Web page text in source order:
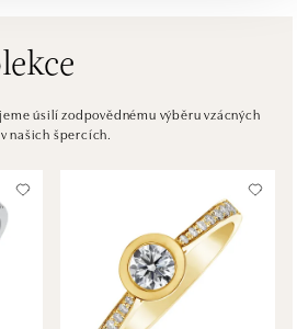
Bratislava
Bratislava
Bratislava
úsilí zodpovědnému výběru vzácných
našich špercích.